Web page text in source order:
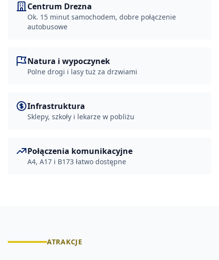
Centrum Drezna
Ok. 15 minut samochodem, dobre połączenie
autobusowe
Natura i wypoczynek
Polne drogi i lasy tuż za drzwiami
Infrastruktura
Sklepy, szkoły i lekarze w pobliżu
Połączenia komunikacyjne
A4, A17 i B173 łatwo dostępne
ATRAKCJE